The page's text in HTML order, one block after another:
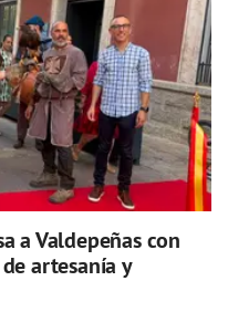
a Valdepeñas con
artesanía y